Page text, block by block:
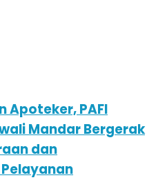
Apoteker, PAFI
Mandar Bergerak
dan